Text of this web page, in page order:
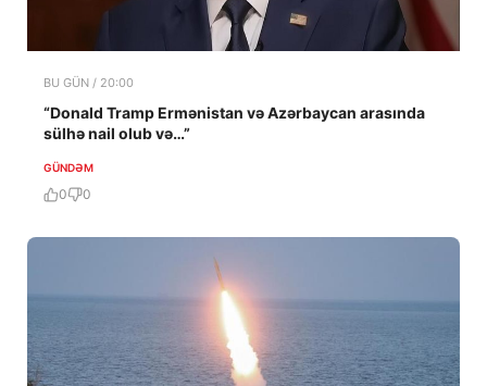
BU GÜN / 20:00
“Donald Tramp Ermənistan və Azərbaycan arasında
sülhə nail olub və…”
GÜNDƏM
0 0